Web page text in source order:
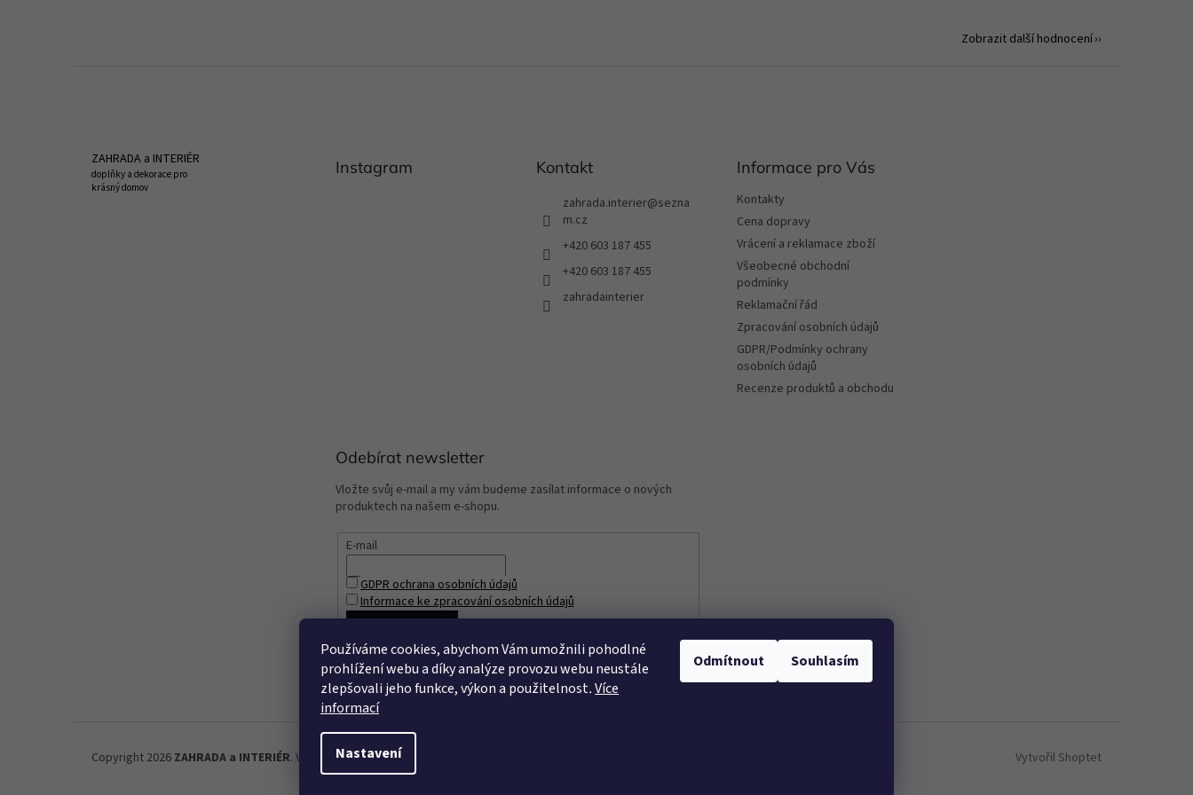
Používáme cookies, abychom Vám umožnili pohodlné
prohlížení webu a díky analýze provozu webu neustále
zlepšovali jeho funkce, výkon a použitelnost.Více
informací
Nastavení
Odmítnout Souhlasím
Zobrazit další hodnocení
ZAHRADA a INTERIÉR
doplňky a dekorace pro
krásný domov
Instagram Kontakt
zahrada.interier@sezna
m.cz
+420 603 187 455
+420 603 187 455
zahradainterier
Informace pro Vás
Kontakty
Cena dopravy
Vrácení a reklamace zboží
Všeobecné obchodní
podmínky
Reklamační řád
Zpracování osobních údajů
GDPR/Podmínky ochrany
osobních údajů
Recenze produktů a obchodu
Odebírat newsletter
Vložte svůj e-mail a my vám budeme zasílat informace o nových
produktech na našem e-shopu.
E-mail
GDPR ochrana osobních údajů
Informace ke zpracování osobních údajů
Vytvořil Shoptet
Copyright 2026 ZAHRADA a INTERIÉR. Všechna práva vyhrazena.